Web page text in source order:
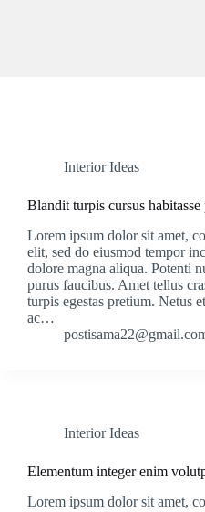
Interior Ideas
Blandit turpis cursus habitasse
Lorem ipsum dolor sit amet,
elit, sed do eiusmod tempor
dolore magna aliqua. Potenti
purus faucibus. Amet tellus
turpis egestas pretium. Netus
ac…
Interior Ideas
Elementum integer enim
Lorem ipsum dolor sit amet,